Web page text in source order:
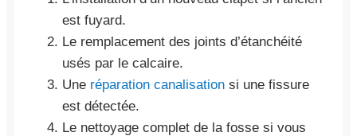
est fuyard.
Le remplacement des joints d’étanchéité
usés par le calcaire.
Une réparation canalisation si une fissure
est détectée.
Le nettoyage complet de la fosse si vous